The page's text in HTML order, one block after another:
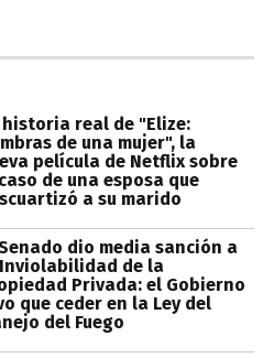
historia real de "Elize:
de una mujer", la
película de Netflix sobre
de una esposa que
a su marido
dio media sanción a
de la
Privada: el Gobierno
que ceder en la Ley del
del Fuego